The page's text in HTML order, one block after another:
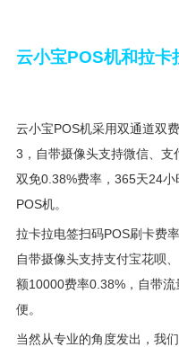
云小宝POS机和拉卡
云小宝POS机采用双通道双
3，自带摄像头支持微信、
双免0.38%费率，365天24
POS机。
拉卡拉电签扫码POS刷卡费
自带摄像头支持支付宝花呗
额10000费率0.38%，自带
便。
当然从专业的角度发出，我